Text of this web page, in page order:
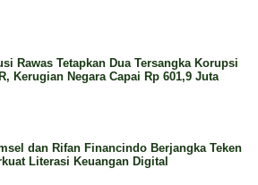
Rawas Tetapkan Dua Tersangka Korupsi
Kerugian Negara Capai Rp 601,9 Juta
dan Rifan Financindo Berjangka Teken
Literasi Keuangan Digital